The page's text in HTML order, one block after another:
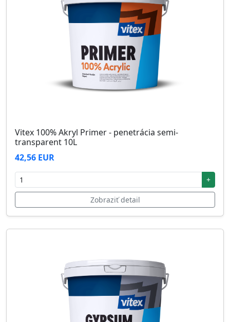
Vitex 100% Akryl Primer - penetrácia semi-
transparent 10L
42,56 EUR
+
Zobraziť detail